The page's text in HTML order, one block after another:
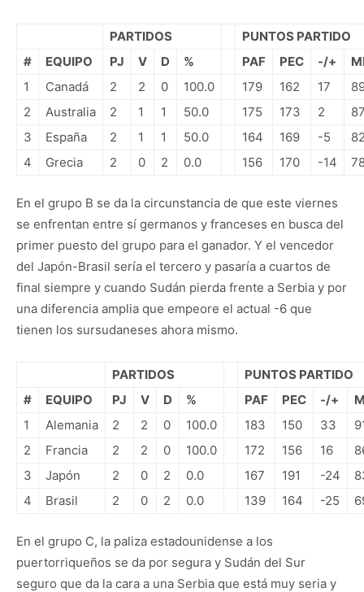
PARTIDOS
PUNTOS PARTIDO
#
EQUIPO PJ V D % PAF PEC -/+
1
Canadá 2 2 0 100.0 179 162 17
2
Australia 2 1 1 50.0 175 173 2
3
España 2 1 1 50.0 164 169 -5
4
Grecia 2 0 2 0.0 156 170 -14
En el grupo B se da la circunstancia de que este viernes
se enfrentan entre sí germanos y franceses en busca del
primer puesto del grupo para el ganador. Y el vencedor
del Japón-Brasil sería el tercero y pasaría a cuartos de
final siempre y cuando Sudán pierda frente a Serbia y por
una diferencia amplia que empeore el actual -6 que
tienen los sursudaneses ahora mismo.
PARTIDOS
PUNTOS PARTIDO
#
EQUIPO PJ V D % PAF PEC -/+
1
Alemania 2 2 0 100.0 183 150 33
2
Francia 2 2 0 100.0 172 156 16
3
Japón 2 0 2 0.0 167 191 -24
4
Brasil 2 0 2 0.0 139 164 -25
En el grupo C, la paliza estadounidense a los
puertorriqueños se da por segura y Sudán del Sur
seguro que da la cara a una Serbia que está muy seria y